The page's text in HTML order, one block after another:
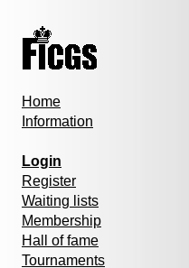
Home
Information
Login
Register
Waiting lists
Membership
Hall of fame
Tournaments